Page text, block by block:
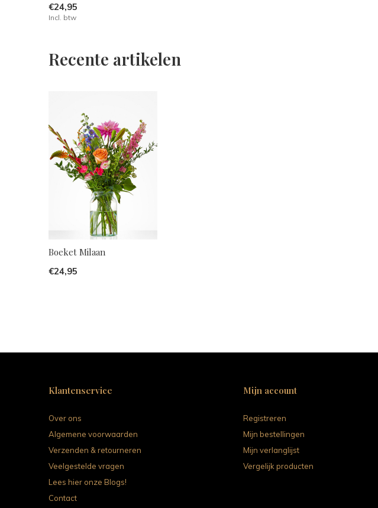
€24,95
Incl. btw
Recente artikelen
Boeket Milaan
€24,95
Klantenservice
Over ons
Algemene voorwaarden
Verzenden & retourneren
Veelgestelde vragen
Lees hier onze Blogs!
Contact
Mijn account
Registreren
Mijn bestellingen
Mijn verlanglijst
Vergelijk producten